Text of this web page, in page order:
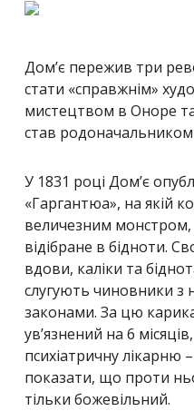
Дом’є пережив три
стати «справжнім»
мистецтвом в Оноре
став родоначальником
У 1831 році Дом’є
«Гаргантюа», на якій
величезним
відібране в бідноти.
вдови, каліки та
слугують чиновники з
законами. За цю
ув’язнений на 6
психіатричну лікарню
показати, що проти
тільки божевільний.